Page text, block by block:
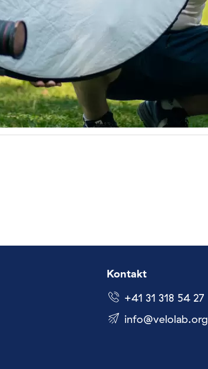
Kontakt
+41 31 318 54 27
nf
v l l b rg